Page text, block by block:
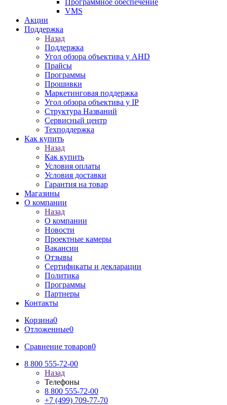
Программное обеспечение
VMS
Акции
Поддержка
Назад
Поддержка
Угол обзора объектива у AHD
Прайсы
Программы
Прошивки
Маркетинговая поддержка
Угол обзора объектива у IP
Структура Названий
Сервисный центр
Техподдержка
Как купить
Назад
Как купить
Условия оплаты
Условия доставки
Гарантия на товар
Магазины
О компании
Назад
О компании
Новости
Проектные камеры
Вакансии
Отзывы
Сертификаты и декларации
Политика
Программы
Партнеры
Контакты
Корзина0
Отложенные0
Сравнение товаров0
8 800 555-72-00
Назад
Телефоны
8 800 555-72-00
+7 (499) 709-77-70